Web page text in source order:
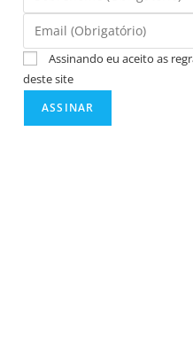
Assinando eu aceito as
deste site